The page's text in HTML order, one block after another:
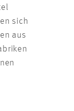
sich
aus